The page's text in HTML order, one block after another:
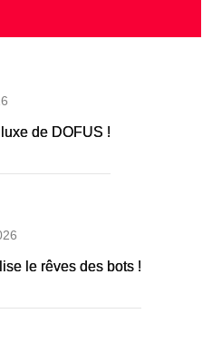
de DOFUS !
le rêves des bots !